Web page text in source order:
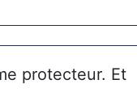
protecteur. Et